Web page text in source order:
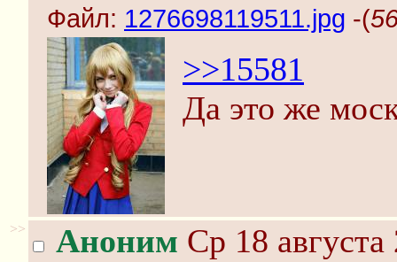
Файл: 1276698119511.jpg -(
>>15581
Да это же
>> Аноним Ср 18